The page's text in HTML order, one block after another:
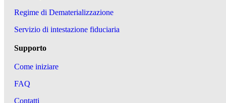
Regime di Dematerializzazione
Servizio di intestazione fiduciaria
Supporto
Come iniziare
FAQ
Contatti